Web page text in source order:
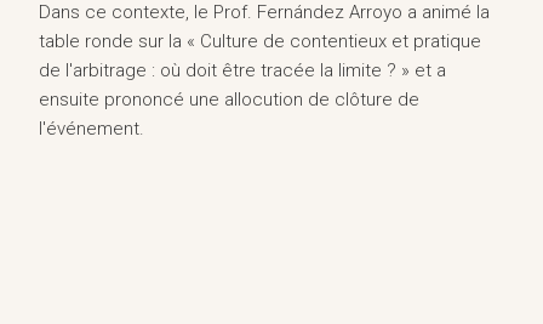
Dans ce contexte, le Prof. Fernández Arroyo a animé la
table ronde sur la « Culture de contentieux et pratique
de l'arbitrage : où doit être tracée la limite ? » et a
ensuite prononcé une allocution de clôture de
l'événement.